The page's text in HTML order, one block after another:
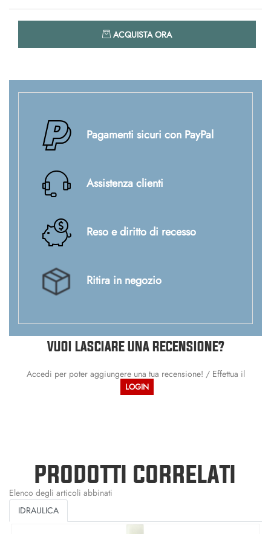
ACQUISTA ORA
Pagamenti sicuri con PayPal
Assistenza clienti
Reso e diritto di recesso
Ritira in negozio
VUOI LASCIARE UNA RECENSIONE?
Accedi per poter aggiungere una tua recensione! / Effettua il
LOGIN
PRODOTTI CORRELATI
Elenco degli articoli abbinati
IDRAULICA